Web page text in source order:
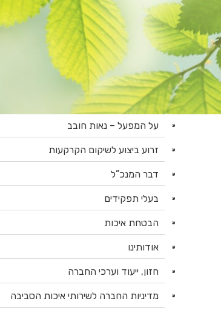
על המפעל – נאות חובב
זרוע ביצוע לשיקום הקרקעות
דבר המנכ”ל
בעלי תפקידים
הבטחת איכות
אודותינו
חזון, ייעוד וערכי החברה
מדיניות החברה לשירותי איכות הסביבה